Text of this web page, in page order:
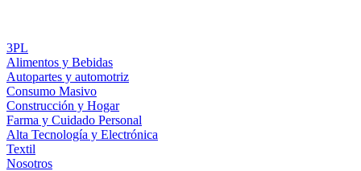
3PL
Alimentos y Bebidas
Autopartes y automotriz
Consumo Masivo
Construcción y Hogar
Farma y Cuidado Personal
Alta Tecnología y Electrónica
Textil
Nosotros